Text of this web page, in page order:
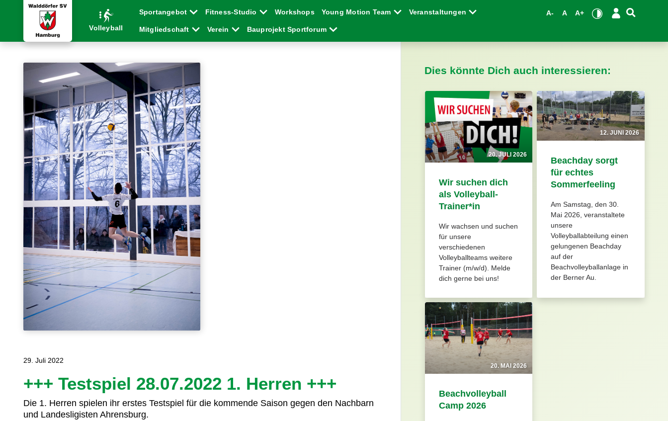
Volleyball
Sportangebot Fitness-Studio Workshops Young Motion Team Veranstaltungen
Mitgliedschaft Verein Bauprojekt Sportforum
A- A A+
29. Juli 2022
+++ Testspiel 28.07.2022 1. Herren +++
Die 1. Herren spielen ihr erstes Testspiel für die kommende Saison gegen den Nachbarn
und Landesligisten Ahrensburg.
Dies könnte Dich auch interessieren:
20. JULI 2026
Wir suchen dich
als Volleyball-
Trainer*in
Wir wachsen und suchen
für unsere
verschiedenen
Volleyballteams weitere
Trainer (m/w/d). Melde
dich gerne bei uns!
12. JUNI 2026
Beachday sorgt
für echtes
Sommerfeeling
Am Samstag, den 30.
Mai 2026, veranstaltete
unsere
Volleyballabteilung einen
gelungenen Beachday
auf der
Beachvolleyballanlage in
der Berner Au.
20. MAI 2026
Beachvolleyball
Camp 2026